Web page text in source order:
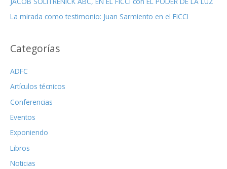
La mirada como testimonio: Juan Sarmiento en el FICCI
Categorías
ADFC
Artículos técnicos
Conferencias
Eventos
Exponiendo
Libros
Noticias